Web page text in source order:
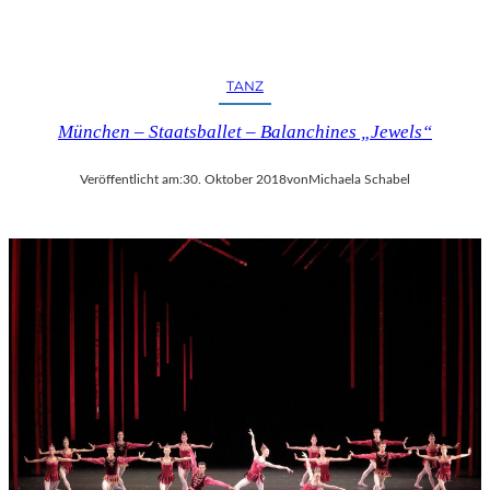
TANZ
München – Staatsballet – Balanchines „Jewels“
Veröffentlicht am:30. Oktober 2018vonMichaela Schabel